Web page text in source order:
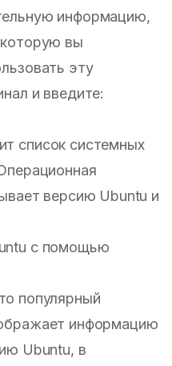
информацию,
вы
эту
и введите:
список системных
версию Ubuntu и
с помощью
популярный
информацию
Ubuntu, в